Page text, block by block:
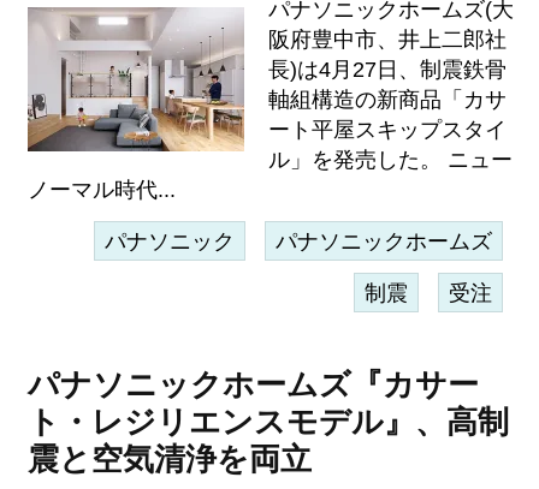
パナソニックホームズ(大
阪府豊中市、井上二郎社
長)は4月27日、制震鉄骨
軸組構造の新商品「カサ
ート平屋スキップスタイ
ル」を発売した。 ニュー
ノーマル時代...
パナソニック パナソニックホームズ
制震 受注
パナソニックホームズ『カサー
ト・レジリエンスモデル』、高制
震と空気清浄を両立